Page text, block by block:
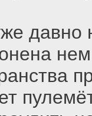
давно